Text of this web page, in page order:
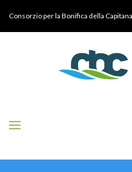
Consorzio per la Bonifica della